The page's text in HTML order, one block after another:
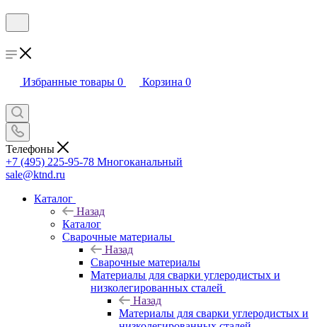
Избранные товары 0 Корзина 0
Телефоны
+7 (495) 225-95-78 Многоканальный
sale@ktnd.ru
Каталог
Назад
Каталог
Сварочные материалы
Назад
Сварочные материалы
Материалы для сварки углеродистых и
низколегированных сталей
Назад
Материалы для сварки углеродистых и